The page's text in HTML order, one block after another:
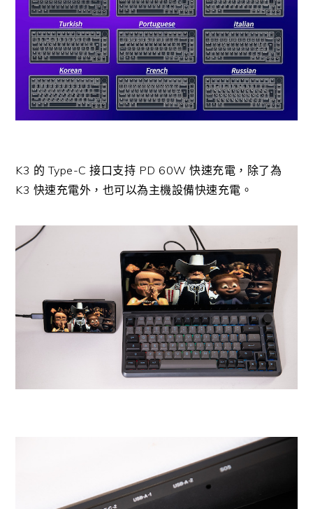
K3 的 Type-C 接口支持 PD 60W 快速充電，除了為
K3 快速充電外，也可以為主機設備快速充電。